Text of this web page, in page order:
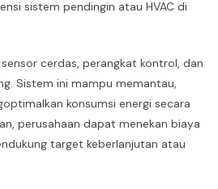
sistem pendingin atau HVAC di
cerdas, perangkat kontrol, dan
Sistem ini mampu memantau,
konsumsi energi secara
perusahaan dapat menekan biaya
target keberlanjutan atau